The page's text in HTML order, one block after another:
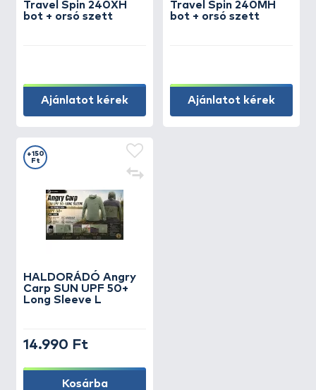
Travel Spin 240XH
bot + orsó szett
Ajánlatot kérek
Travel Spin 240MH
bot + orsó szett
Ajánlatot kérek
HALDORÁDÓ Angry
Carp SUN UPF 50+
Long Sleeve L
+150
Ft
14.990 Ft
Kosárba